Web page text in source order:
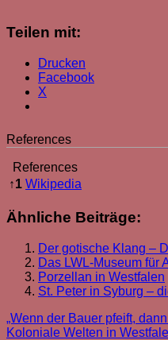
Teilen mit:
Drucken
Facebook
X
References
References
↑1 Wikipedia
Ähnliche Beiträge:
Der gotische Klang –
Das LWL-Museum für
Porzellan in Westfalen
St. Peter in Syburg –
„Wenn der Bauer pfeift,
Koloniale Welten in